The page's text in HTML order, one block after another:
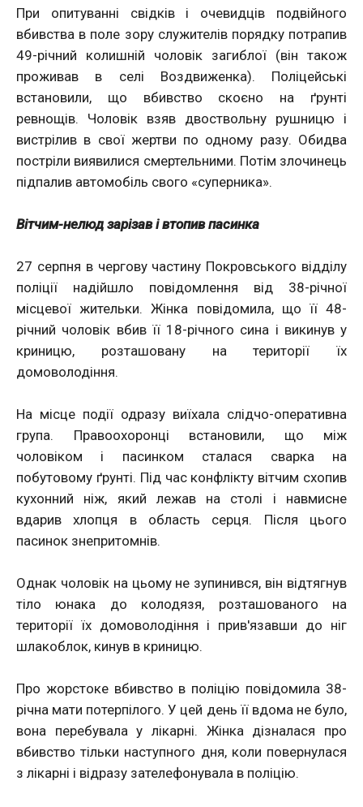
При опитуванні свідків і очевидців подвійного
вбивства в поле зору служителів порядку потрапив
49-річний колишній чоловік загиблої (він також
проживав в селі Воздвиженка). Поліцейські
встановили, що вбивство скоєно на ґрунті
ревнощів. Чоловік взяв двоствольну рушницю і
вистрілив в свої жертви по одному разу. Обидва
постріли виявилися смертельними. Потім злочинець
підпалив автомобіль свого «суперника».
Вітчим-нелюд зарізав і втопив пасинка
27 серпня в чергову частину Покровського відділу
поліції надійшло повідомлення від 38-річної
місцевої жительки. Жінка повідомила, що її 48-
річний чоловік вбив її 18-річного сина і викинув у
криницю, розташовану на території їх
домоволодіння.
На місце події одразу виїхала слідчо-оперативна
група. Правоохоронці встановили, що між
чоловіком і пасинком сталася сварка на
побутовому ґрунті. Під час конфлікту вітчим схопив
кухонний ніж, який лежав на столі і навмисне
вдарив хлопця в область серця. Після цього
пасинок знепритомнів.
Однак чоловік на цьому не зупинився, він відтягнув
тіло юнака до колодязя, розташованого на
території їх домоволодіння і прив'язавши до ніг
шлакоблок, кинув в криницю.
Про жорстоке вбивство в поліцію повідомила 38-
річна мати потерпілого. У цей день її вдома не було,
вона перебувала у лікарні. Жінка дізналася про
вбивство тільки наступного дня, коли повернулася
з лікарні і відразу зателефонувала в поліцію.